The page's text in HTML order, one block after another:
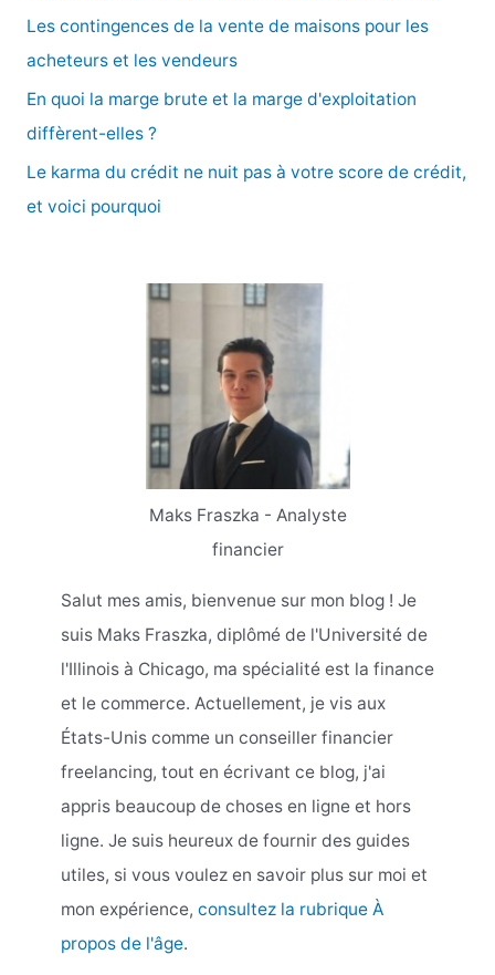
:
Les contingences de la vente de maisons pour les
acheteurs et les vendeurs
En quoi la marge brute et la marge d'exploitation
diffèrent-elles ?
Le karma du crédit ne nuit pas à votre score de crédit,
et voici pourquoi
Maks Fraszka - Analyste
financier
Salut mes amis, bienvenue sur mon blog ! Je
suis Maks Fraszka, diplômé de l'Université de
l'Illinois à Chicago, ma spécialité est la finance
et le commerce. Actuellement, je vis aux
États-Unis comme un conseiller financier
freelancing, tout en écrivant ce blog, j'ai
appris beaucoup de choses en ligne et hors
ligne. Je suis heureux de fournir des guides
utiles, si vous voulez en savoir plus sur moi et
mon expérience, consultez la rubrique À
propos de l'âge.